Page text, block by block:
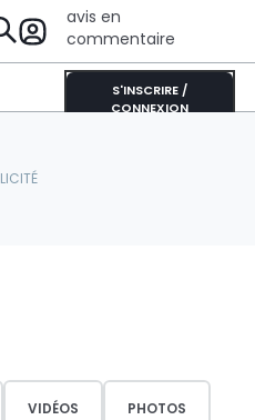
avis en
commentaire
S'INSCRIRE /
CONNEXION
VIDÉOS PHOTOS